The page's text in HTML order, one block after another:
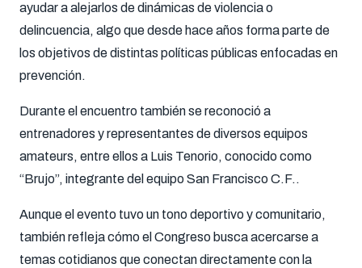
ayudar a alejarlos de dinámicas de violencia o
delincuencia, algo que desde hace años forma parte de
los objetivos de distintas políticas públicas enfocadas en
prevención.
Durante el encuentro también se reconoció a
entrenadores y representantes de diversos equipos
amateurs, entre ellos a Luis Tenorio, conocido como
“Brujo”, integrante del equipoSan Francisco C.F. .
Aunque el evento tuvo un tono deportivo y comunitario,
también refleja cómo el Congreso busca acercarse a
temas cotidianos que conectan directamente con la